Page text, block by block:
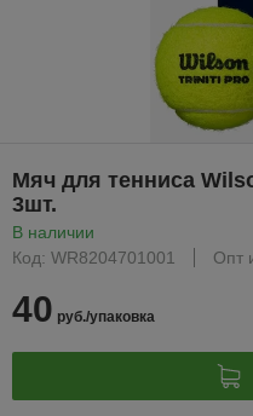
Мяч для тенниса
3шт.
В наличии
Код: WR8204701001
Опт
40 руб./упаковка